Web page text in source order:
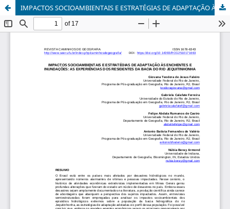
IMPACTOS SOCIOAMBIENTAIS E ESTRATÉGIAS DE ADAPTAÇÃO ÀS ENCHENTES E INUNDAÇÕES: AS EXPERIÊNCIAS DOS RESIDENTES DA BACIA DO RIO JEQUITINHONHA